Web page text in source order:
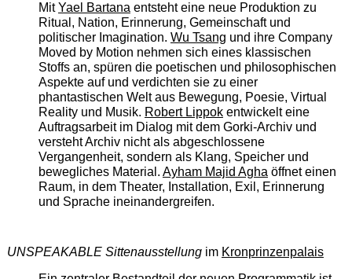
MitYael Bartanaentsteht eine neue Produktion zu
Ritual, Nation, Erinnerung, Gemeinschaft und
politischer Imagination. Wu Tsang und ihre Company
Moved by Motion nehmen sich eines klassischen
Stoffs an, spüren die poetischen und philosophischen
Aspekte auf und verdichten sie zu einer
phantastischen Welt aus Bewegung, Poesie, Virtual
Reality und Musik. Robert Lippokentwickelt eine
Auftragsarbeit im Dialog mit dem Gorki-Archiv und
versteht Archiv nicht als abgeschlossene
Vergangenheit, sondern als Klang, Speicher und
bewegliches Material. Ayham Majid Aghaöffnet einen
Raum, in dem Theater, Installation, Exil, Erinnerung
und Sprache ineinandergreifen.
UNSPEAKABLE Sittenausstellungim Kronprinzenpalais